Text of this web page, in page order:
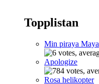
Topplistan
Min piraya Maya
Apologize
Rosa helikopter